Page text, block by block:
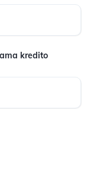
kredito